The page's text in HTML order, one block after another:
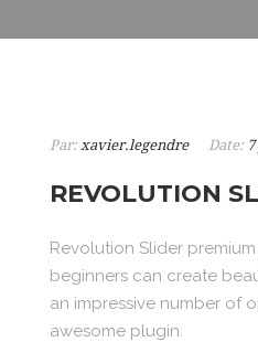
Par: xavier.legendre Date:
REVOLUTION
Revolution Slider
beginners can create
an impressive number of
awesome plugin.